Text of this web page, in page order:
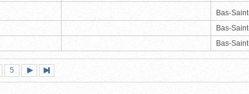
Bas-
Bas-
Bas-
Page
5
suivante
page